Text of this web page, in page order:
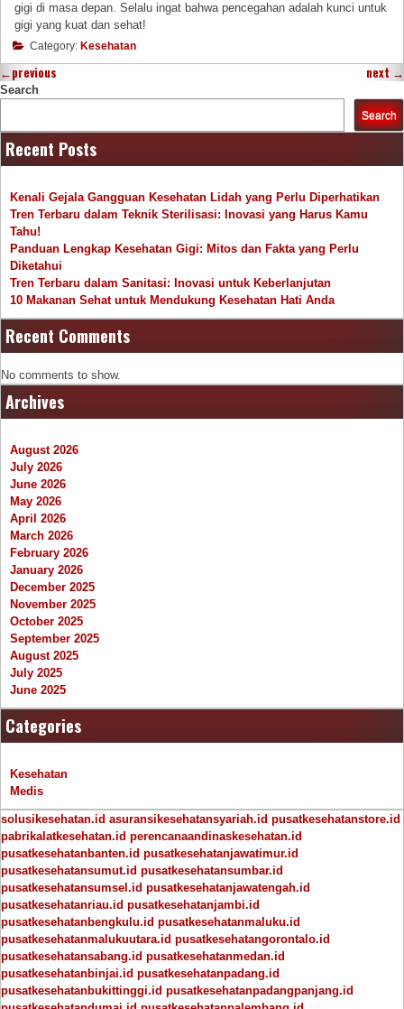
gigi di masa depan. Selalu ingat bahwa pencegahan adalah kunci untuk
gigi yang kuat dan sehat!
Category: Kesehatan
←previous next →
Search
Search
Recent Posts
Kenali Gejala Gangguan Kesehatan Lidah yang Perlu Diperhatikan
Tren Terbaru dalam Teknik Sterilisasi: Inovasi yang Harus Kamu
Tahu!
Panduan Lengkap Kesehatan Gigi: Mitos dan Fakta yang Perlu
Diketahui
Tren Terbaru dalam Sanitasi: Inovasi untuk Keberlanjutan
10 Makanan Sehat untuk Mendukung Kesehatan Hati Anda
Recent Comments
No comments to show.
Archives
August 2026
July 2026
June 2026
May 2026
April 2026
March 2026
February 2026
January 2026
December 2025
November 2025
October 2025
September 2025
August 2025
July 2025
June 2025
Categories
Kesehatan
Medis
solusikesehatan.id asuransikesehatansyariah.id pusatkesehatanstore.id
pabrikalatkesehatan.id perencanaandinaskesehatan.id
pusatkesehatanbanten.id pusatkesehatanjawatimur.id
pusatkesehatansumut.id pusatkesehatansumbar.id
pusatkesehatansumsel.id pusatkesehatanjawatengah.id
pusatkesehatanriau.id pusatkesehatanjambi.id
pusatkesehatanbengkulu.id pusatkesehatanmaluku.id
pusatkesehatanmalukuutara.id pusatkesehatangorontalo.id
pusatkesehatansabang.id pusatkesehatanmedan.id
pusatkesehatanbinjai.id pusatkesehatanpadang.id
pusatkesehatanbukittinggi.id pusatkesehatanpadangpanjang.id